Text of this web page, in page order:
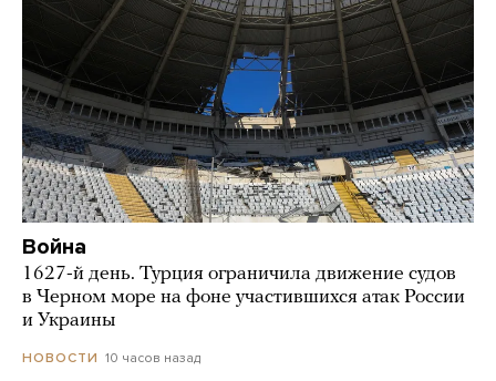
Война
1627-й день. Турция ограничила движение судов
в Черном море на фоне участившихся атак России
и Украины
НОВОСТИ 10 часов назад